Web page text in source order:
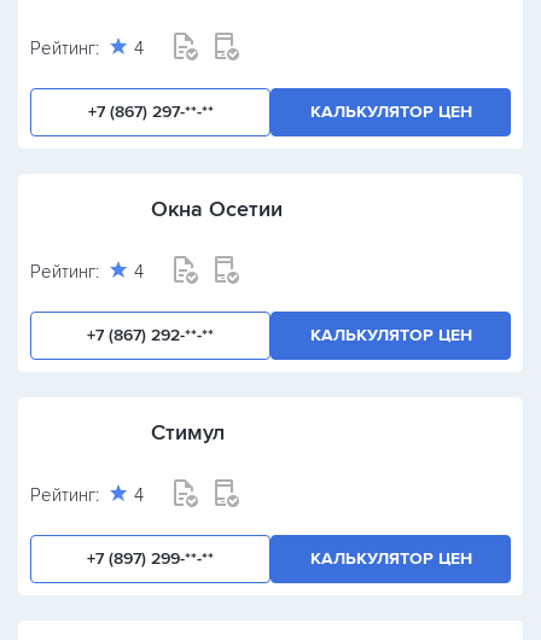
Рейтинг: 4
+7 (867) 297-**-** КАЛЬКУЛЯТОР ЦЕН
Окна Осетии
Рейтинг: 4
+7 (867) 292-**-** КАЛЬКУЛЯТОР ЦЕН
Стимул
Рейтинг: 4
+7 (897) 299-**-** КАЛЬКУЛЯТОР ЦЕН